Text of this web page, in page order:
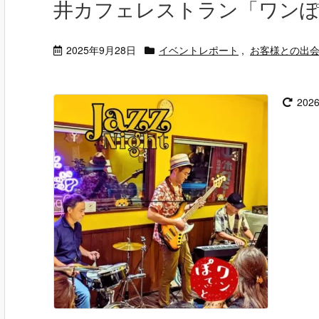
井カフェレストラン「ワンぽ
2025年9月28日 イベントレポート , お客様との出